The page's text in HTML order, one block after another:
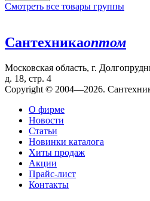
Смотреть все товары группы
Сантехникаоптом
Московская область, г.
д. 18, стр. 4
Copyright © 2004—2026.
О фирме
Новости
Статьи
Новинки каталога
Хиты продаж
Акции
Прайс-лист
Контакты